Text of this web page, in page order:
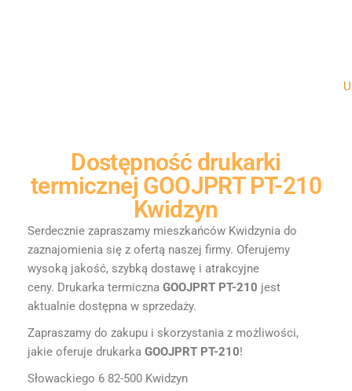
Dostępność drukarki
termicznej GOOJPRT PT-210
Kwidzyn
Serdecznie zapraszamy mieszkańców Kwidzynia do
zaznajomienia się z ofertą naszej firmy. Oferujemy
wysoką jakość, szybką dostawę i atrakcyjne
ceny. Drukarka termiczna GOOJPRT PT-210 jest
aktualnie dostępna w sprzedaży.
Zapraszamy do zakupu i skorzystania z możliwości,
jakie oferuje drukarka GOOJPRT PT-210!
Słowackiego 6 82-500 Kwidzyn